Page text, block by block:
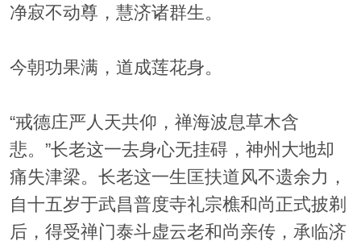
净寂不动尊，慧济诸群生。
今朝功果满，道成莲花身。
“戒德庄严人天共仰，禅海波息草木含
悲。”长老这一去身心无挂碍，神州大地却
痛失津梁。长老这一生匡扶道风不遗余力，
自十五岁于武昌普度寺礼宗樵和尚正式披剃
后，得受禅门泰斗虚云老和尚亲传，承临济